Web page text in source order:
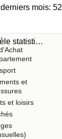
mois: 52
statisti…
et
et loisirs